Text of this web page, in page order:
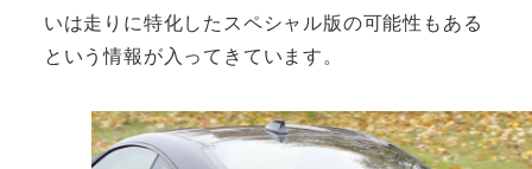
いは走りに特化したスペシャル版の可能性もある
という情報が入ってきています。